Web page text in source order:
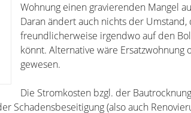
Wohnung einen gravierenden Mangel
Daran ändert auch nichts der Umstand,
freundlicherweise irgendwo auf den
könnt. Alternative wäre Ersatzwohnung
gewesen.
Die Stromkosten bzgl. der
Schadensbeseitigung (also auch